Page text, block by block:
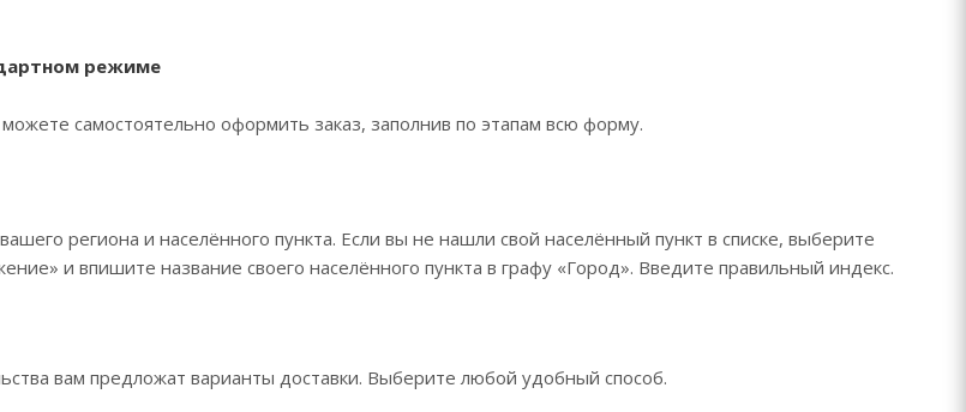
режиме
самостоятельно оформить заказ, заполнив по этапам всю форму.
региона и населённого пункта. Если вы не нашли свой населённый пункт в списке, выберите
и впишите название своего населённого пункта в графу «Город». Введите правильный индекс.
вам предложат варианты доставки. Выберите любой удобный способ.